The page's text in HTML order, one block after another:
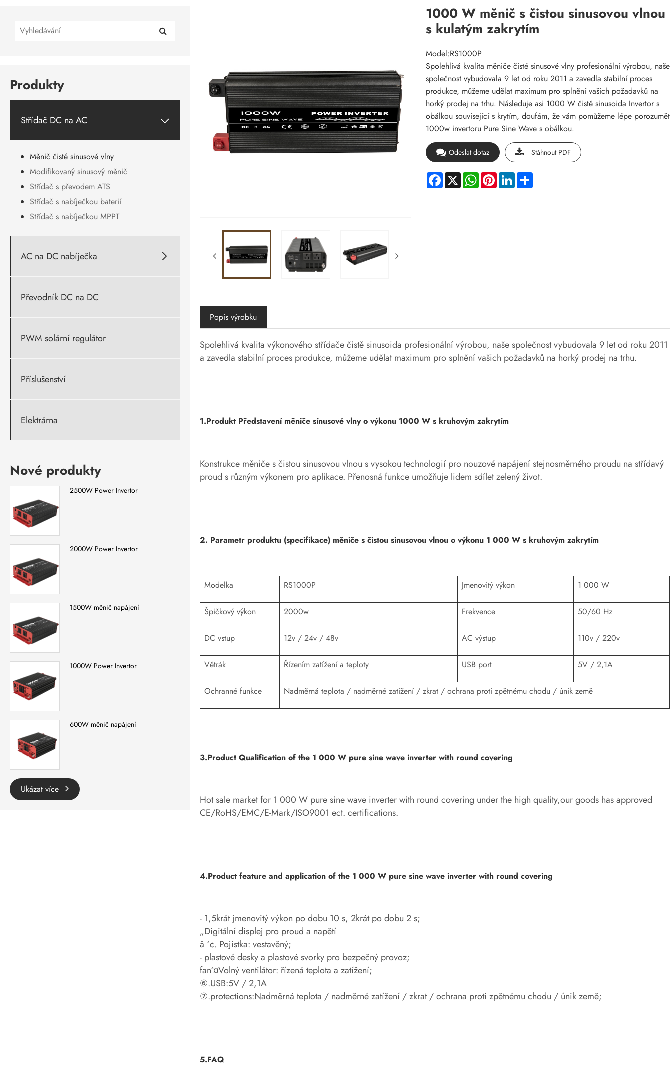
Produkty
Střídač DC na AC 
Měnič čisté sinusové vlny
Modifikovaný sinusový měnič
Střídač s převodem ATS
Střídač s nabíječkou baterií
Střídač s nabíječkou MPPT
AC na DC nabíječka 
Převodník DC na DC
PWM solární regulátor
Příslušenství
Elektrárna
Nové produkty
2500W Power Invertor
2000W Power Invertor
1500W měnič napájení
1000W Power Invertor
600W měnič napájení
Ukázat více
1000 W měnič s čistou sinusovou vlnou
s kulatým zakrytím
Model:RS1000P
Spolehlivá kvalita měniče čisté sinusové vlny profesionální výrobou, naše
společnost vybudovala 9 let od roku 2011 a zavedla stabilní proces
produkce, můžeme udělat maximum pro splnění vašich požadavků na
horký prodej na trhu. Následuje asi 1000 W čistě sinusoida Invertor s
obálkou související s krytím, doufám, že vám pomůžeme lépe porozumět
1000w invertoru Pure Sine Wave s obálkou.
Odeslat dotaz Stáhnout PDF
Facebook
X WhatsApp
PinterestLinkedInShare
Popis výrobku
Spolehlivá kvalita výkonového střídače čistě sinusoida profesionální výrobou, naše společnost vybudovala 9 let od roku 2011
a zavedla stabilní proces produkce, můžeme udělat maximum pro splnění vašich požadavků na horký prodej na trhu.
1.Produkt Představení měniče sínusové vlny o výkonu 1000 W s kruhovým zakrytím
Konstrukce měniče s čistou sinusovou vlnou s vysokou technologií pro nouzové napájení stejnosměrného proudu na střídavý
proud s různým výkonem pro aplikace. Přenosná funkce umožňuje lidem sdílet zelený život.
2. Parametr produktu (specifikace) měniče s čistou sinusovou vlnou o výkonu 1 000 W s kruhovým zakrytím
Modelka RS1000P Jmenovitý výkon 1 000 W
Špičkový výkon 2000w Frekvence 50/60 Hz
DC vstup 12v / 24v / 48v AC výstup 110v / 220v
Větrák Řízením zatížení a teploty USB port 5V / 2,1A
Ochranné funkce Nadměrná teplota / nadměrné zatížení / zkrat / ochrana proti zpětnému chodu / únik země
3.Product Qualification of the 1 000 W pure sine wave inverter with round covering
Hot sale market for 1 000 W pure sine wave inverter with round covering under the high quality,our goods has approved
CE/RoHS/EMC/E-Mark/ISO9001 ect. certifications.
4.Product feature and application of the 1 000 W pure sine wave inverter with round covering
- 1,5krát jmenovitý výkon po dobu 10 s, 2krát po dobu 2 s;
„Digitální displej pro proud a napětí
â ‘¢. Pojistka: vestavěný;
- plastové desky a plastové svorky pro bezpečný provoz;
fan‘¤Volný ventilátor: řízená teplota a zatížení;
⑥.USB:5V / 2,1A
⑦.protections:Nadměrná teplota / nadměrné zatížení / zkrat / ochrana proti zpětnému chodu / únik země;
5.FAQ